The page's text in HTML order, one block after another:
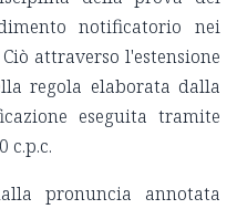
notificatorio nei
attraverso l'estensione
regola elaborata dalla
eseguita tramite
c.p.c.
pronuncia annotata